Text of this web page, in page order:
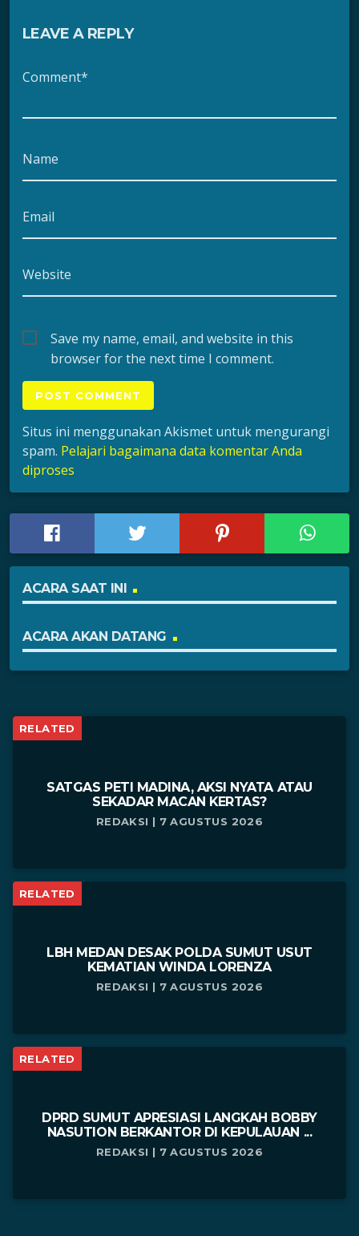
LEAVE A REPLY
Comment*
Name
Email
Website
Save my name, email, and website in this
browser for the next time I comment.
Situs ini menggunakan Akismet untuk mengurangi
spam. Pelajari bagaimana data komentar Anda
diproses
ACARA SAAT INI
ACARA AKAN DATANG
RELATED
SATGAS PETI MADINA, AKSI NYATA ATAU
SEKADAR MACAN KERTAS?
REDAKSI | 7 AGUSTUS 2026
RELATED
LBH MEDAN DESAK POLDA SUMUT USUT
KEMATIAN WINDA LORENZA
REDAKSI | 7 AGUSTUS 2026
RELATED
DPRD SUMUT APRESIASI LANGKAH BOBBY
NASUTION BERKANTOR DI KEPULAUAN ...
REDAKSI | 7 AGUSTUS 2026